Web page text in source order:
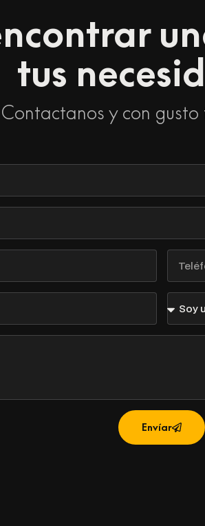
tus
Contactanos y con
Teléfono
Soy
un:
Envíar